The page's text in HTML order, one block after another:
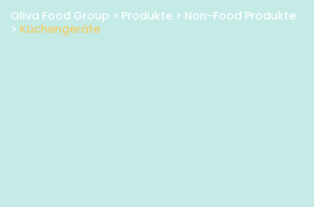
Oliva Food Group > Produkte > Non-Food Produkte
> Küchengeräte